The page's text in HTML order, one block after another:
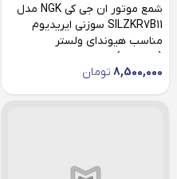
شمع موتور ان جی کی NGK مدل
SILZKR7B11 سوزنی ایریدیوم
مناسب هیوندای ولستر
(چهارعدد)
8,500,000 تومان